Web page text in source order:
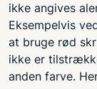
ikke angives
Eksempelvis
at bruge rød
ikke er
anden farve.